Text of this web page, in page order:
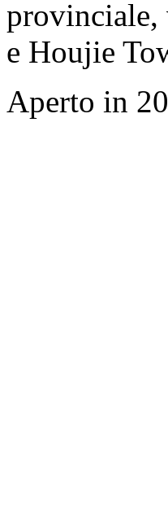
provinciale,
e Houjie
Aperto in